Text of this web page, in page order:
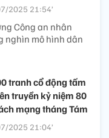
2025 21:54’
Công an nhân
nghìn mô hình dân
tranh cổ động tấm
truyền kỷ niệm 80
mạng tháng Tám
2025 21:04’